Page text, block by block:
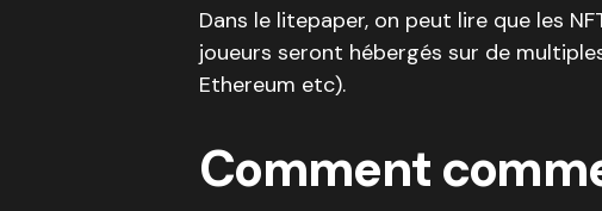
Dans le litepaper, on peut lire que les
joueurs seront hébergés sur de
Ethereum etc).
Comment